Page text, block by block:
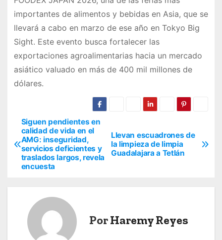
importantes de alimentos y bebidas en Asia, que se
llevará a cabo en marzo de ese año en Tokyo Big
Sight. Este evento busca fortalecer las
exportaciones agroalimentarias hacia un mercado
asiático valuado en más de 400 mil millones de
dólares.
N
a
v
Llevan escuadrones de
la limpieza de limpia
Guadalajara a Tetlán
Siguen pendientes en
calidad de vida en el
AMG: inseguridad,
servicios deficientes y
traslados largos, revela
encuesta
PorHaremy Reyes